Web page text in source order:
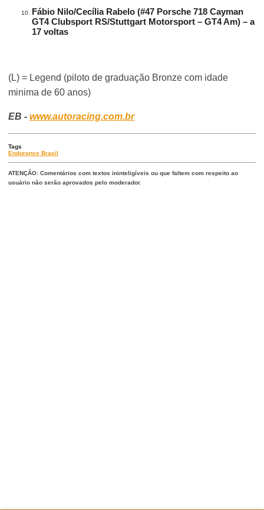
Fábio Nilo/Cecília Rabelo (#47 Porsche 718 Cayman
GT4 Clubsport RS/Stuttgart Motorsport – GT4 Am) – a
17 voltas
(L) = Legend (piloto de graduação Bronze com idade
minima de 60 anos)
EB -www.autoracing.com.br
Tags
Endurance Brasil
ATENÇÃO: Comentários com textos ininteligíveis ou que faltem com respeito ao
usuário não serão aprovados pelo moderador.